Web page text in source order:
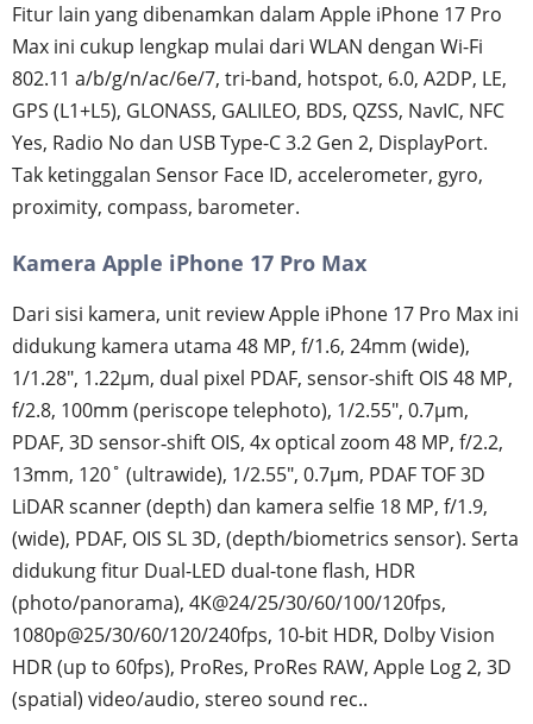
Fitur lain yang dibenamkan dalam Apple iPhone 17 Pro
Max ini cukup lengkap mulai dari WLAN dengan Wi-Fi
802.11 a/b/g/n/ac/6e/7, tri-band, hotspot, 6.0, A2DP, LE,
GPS (L1+L5), GLONASS, GALILEO, BDS, QZSS, NavIC, NFC
Yes, Radio No dan USB Type-C 3.2 Gen 2, DisplayPort.
Tak ketinggalan Sensor Face ID, accelerometer, gyro,
proximity, compass, barometer.
Kamera Apple iPhone 17 Pro Max
Dari sisi kamera, unit review Apple iPhone 17 Pro Max ini
didukung kamera utama 48 MP, f/1.6, 24mm (wide),
1/1.28", 1.22µm, dual pixel PDAF, sensor-shift OIS 48 MP,
f/2.8, 100mm (periscope telephoto), 1/2.55", 0.7µm,
PDAF, 3D sensor‑shift OIS, 4x optical zoom 48 MP, f/2.2,
13mm, 120˚ (ultrawide), 1/2.55", 0.7µm, PDAF TOF 3D
LiDAR scanner (depth) dan kamera selfie 18 MP, f/1.9,
(wide), PDAF, OIS SL 3D, (depth/biometrics sensor). Serta
didukung fitur Dual-LED dual-tone flash, HDR
(photo/panorama), 4K@24/25/30/60/100/120fps,
1080p@25/30/60/120/240fps, 10-bit HDR, Dolby Vision
HDR (up to 60fps), ProRes, ProRes RAW, Apple Log 2, 3D
(spatial) video/audio, stereo sound rec..